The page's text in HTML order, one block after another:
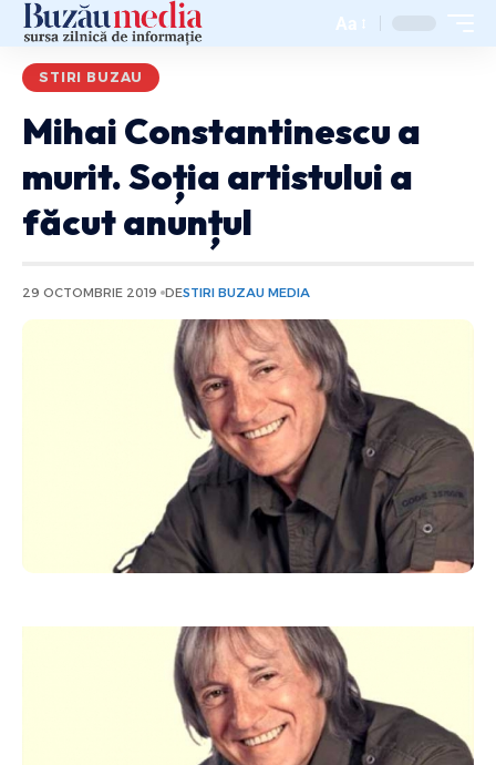
Aa
STIRI BUZAU
Mihai Constantinescu a
murit. Soția artistului a
făcut anunțul
29 OCTOMBRIE 2019 DESTIRI BUZAU MEDIA